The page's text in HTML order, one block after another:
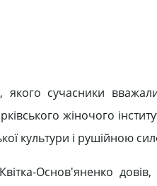
якого сучасники
жіночого
культури і рушійною
Основ'яненко